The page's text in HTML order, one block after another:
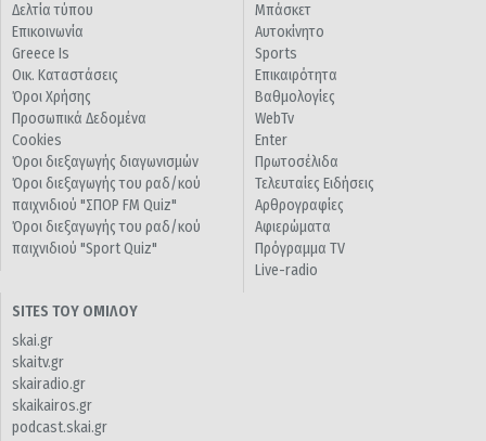
Δελτία τύπου
Επικοινωνία
Greece Is
Οικ. Καταστάσεις
Όροι Χρήσης
Προσωπικά Δεδομένα
Cookies
Όροι διεξαγωγής διαγωνισμών
Όροι διεξαγωγής του ραδ/κού
παιχνιδιού "ΣΠΟΡ FM Quiz"
Όροι διεξαγωγής του ραδ/κού
παιχνιδιού "Sport Quiz"
Μπάσκετ
Αυτοκίνητο
Sports
Επικαιρότητα
Βαθμολογίες
WebTv
Enter
Πρωτοσέλιδα
Τελευταίες Ειδήσεις
Αρθρογραφίες
Αφιερώματα
Πρόγραμμα TV
Live-radio
SITES ΤΟΥ ΟΜΙΛΟΥ
skai.gr
skaitv.gr
skairadio.gr
skaikairos.gr
podcast.skai.gr